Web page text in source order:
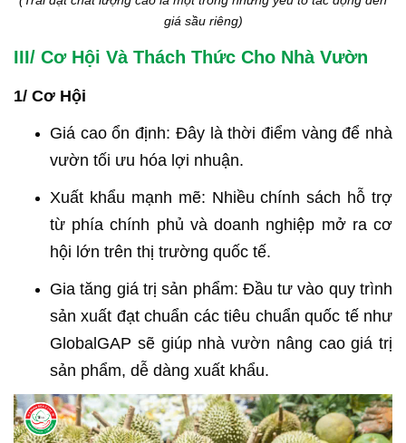
giá sầu riêng)
III/ Cơ Hội Và Thách Thức Cho Nhà Vườn
1/ Cơ Hội
Giá cao ổn định: Đây là thời điểm vàng để nhà
vườn tối ưu hóa lợi nhuận.
Xuất khẩu mạnh mẽ: Nhiều chính sách hỗ trợ
từ phía chính phủ và doanh nghiệp mở ra cơ
hội lớn trên thị trường quốc tế.
Gia tăng giá trị sản phẩm: Đầu tư vào quy trình
sản xuất đạt chuẩn các tiêu chuẩn quốc tế như
GlobalGAP sẽ giúp nhà vườn nâng cao giá trị
sản phẩm, dễ dàng xuất khẩu.